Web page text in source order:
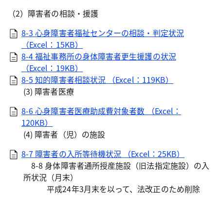
（2）障害者の相談・援護
8-3 心身障害者福祉センターの相談・判定状況
（Excel：15KB）
8-4 福祉事務所の身体障害者更生援護の状況
（Excel：19KB）
8-5 知的障害者相談状況 （Excel：119KB）
(3) 障害者医療
8-6 心身障害者医療助成費対象者数 （Excel：
120KB）
(4) 障害者（児）の施設
8-7 障害者の入所等待機状況 （Excel：25KB）
8-8 身体障害者通所授産施設（旧法指定施設）の入
所状況（月末）
平成24年3月末を以って、法改正のため削除